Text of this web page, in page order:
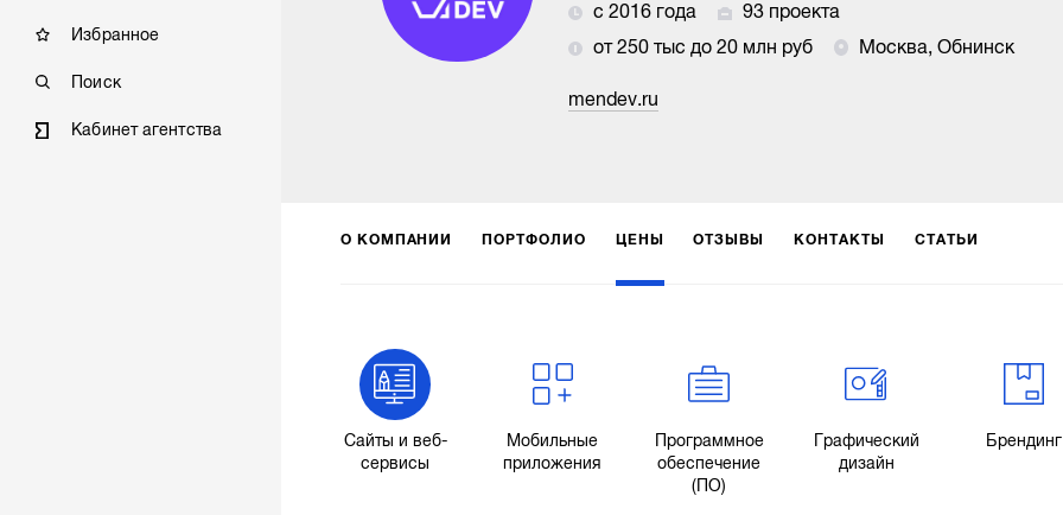
Избранное
Поиск
Кабинет агентства
КОНСАЛТИНГ
с 2016 года
93 проекта
от 250 тыс до 20 млн руб
Москва, Обнинск
mendev.ru
О КОМПАНИИ ПОРТФОЛИО ЦЕНЫ ОТЗЫВЫ КОНТАКТЫ СТАТЬИ
Сайты и веб-
сервисы
Мобильные
приложения
Программное
обеспечение
(ПО)
Графический
дизайн
Брендинг